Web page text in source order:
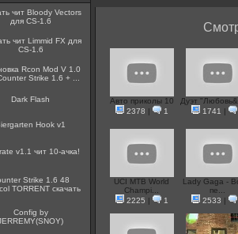
чит Bloody Vectors
для CS-1.6
чит Limmid FX для
CS-1.6
Rcon Mod V 1.0
Strike 1.6 + ...
Dark Flash
Hook v1
v1.1 чит 10-ачка!
Strike 1.6 48
TORRENT скачать
Config by
Авто приколы 10
2378 | 1
Дуэт
1741 |
UCI MTB World
Champi...
2225 | 1
Lady Gaga -
пе...
2533 |